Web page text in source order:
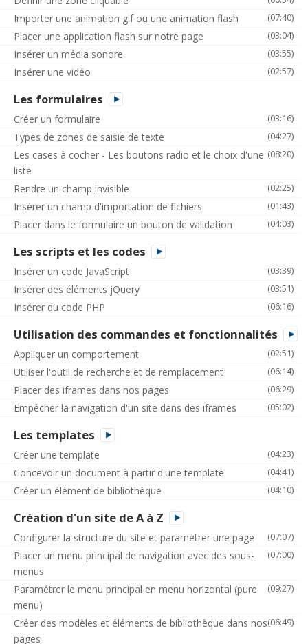
(07:40)
Importer une animation gif ou une animation flash
(03:04)
Placer une application flash sur notre page
(03:55)
Insérer un média sonore
(02:57)
Insérer une vidéo
Les formulaires
(03:16)
Créer un formulaire
(04:27)
Types de zones de saisie de texte
(08:20)
Les cases à cocher - Les boutons radio et le choix d'une
liste
(02:25)
Rendre un champ invisible
(01:43)
Insérer un champ d'importation de fichiers
(04:03)
Placer dans le formulaire un bouton de validation
Les scripts et les codes
(03:39)
Insérer un code JavaScript
(03:51)
Insérer des éléments jQuery
(06:16)
Insérer du code PHP
Utilisation des commandes et fonctionnalités
(02:51)
Appliquer un comportement
(06:14)
Utiliser l'outil de recherche et de remplacement
(06:29)
Placer des iframes dans nos pages
(05:02)
Empêcher la navigation d'un site dans des iframes
Les templates
(04:23)
Créer une template
(04:41)
Concevoir un document à partir d'une template
(04:10)
Créer un élément de bibliothèque
Création d'un site de A à Z
(07:07)
Configurer la structure du site et paramétrer une page
(07:00)
Placer un menu principal de navigation avec des sous-
menus
(09:27)
Paramétrer le menu principal en menu horizontal (pure
menu)
(06:49)
Créer des modèles et éléments de bibliothèque dans nos
pages